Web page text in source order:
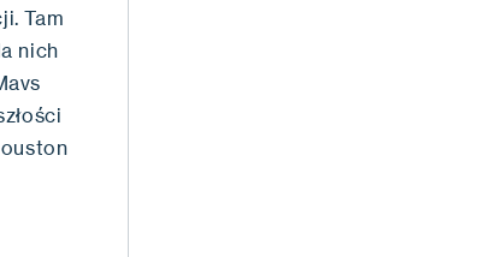
Tam
nich